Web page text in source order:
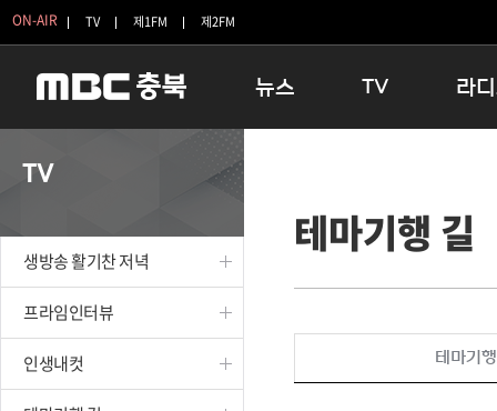
ON-AIR TV 제1FM 제2FM
뉴스
보은
옥천
TV
인생내컷
테마기행 길
시청자 FLEX
라
16:00
우리 고
TV
생방송 활기찬 저녁
프라임인터뷰
인생내컷
테마기행 길
테마기